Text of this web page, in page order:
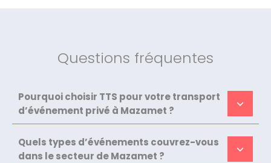
Questions fréquentes
Pourquoi choisir TTS pour votre transport
d’événement privé à Mazamet ?
Quels types d’événements couvrez-vous
dans le secteur de Mazamet ?